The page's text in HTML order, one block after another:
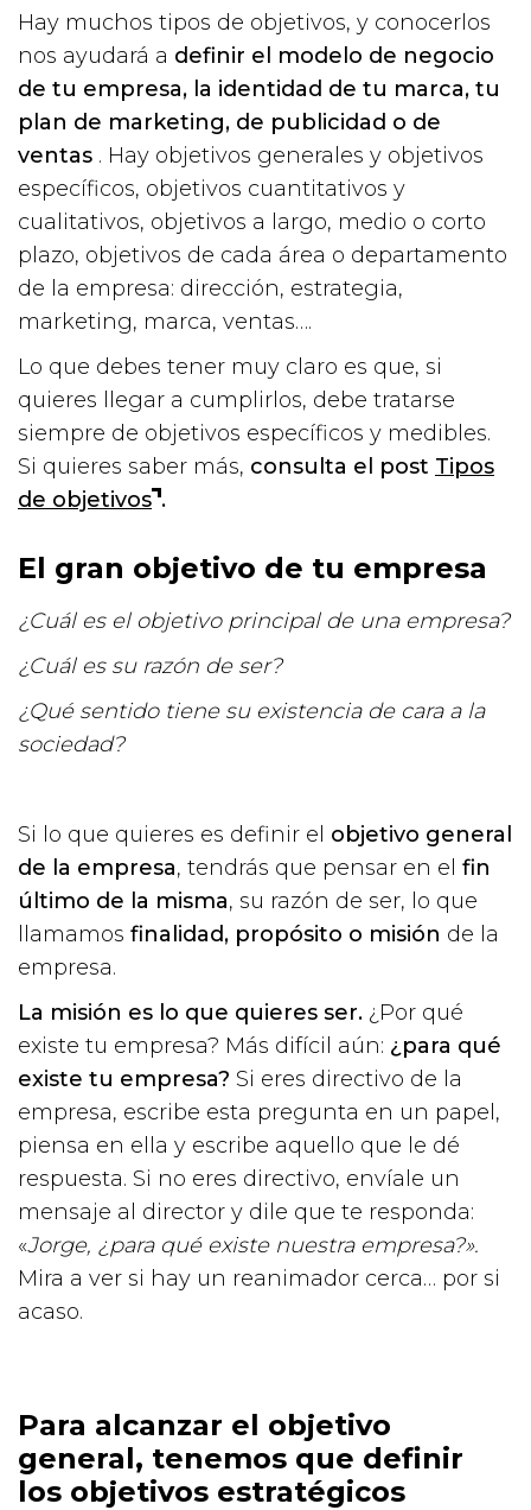
Hay muchos tipos de objetivos, y conocerlos
nos ayudará a definir el modelo de negocio
de tu empresa, la identidad de tu marca, tu
plan de marketing, de publicidad o de
ventas . Hay objetivos generales y objetivos
específicos, objetivos cuantitativos y
cualitativos, objetivos a largo, medio o corto
plazo, objetivos de cada área o departamento
de la empresa: dirección, estrategia,
marketing, marca, ventas….
Lo que debes tener muy claro es que, si
quieres llegar a cumplirlos, debe tratarse
siempre de objetivos específicos y medibles.
Si quieres saber más, consulta el post Tipos
de objetivos .
El gran objetivo de tu empresa
¿Cuál es el objetivo principal de una empresa?
¿Cuál es su razón de ser?
¿Qué sentido tiene su existencia de cara a la
sociedad?
Si lo que quieres es definir el objetivo general
de la empresa, tendrás que pensar en el fin
último de la misma, su razón de ser, lo que
llamamos finalidad, propósito o misión de la
empresa.
La misión es lo que quieres ser. ¿Por qué
existe tu empresa? Más difícil aún: ¿para qué
existe tu empresa? Si eres directivo de la
empresa, escribe esta pregunta en un papel,
piensa en ella y escribe aquello que le dé
respuesta. Si no eres directivo, envíale un
mensaje al director y dile que te responda:
«Jorge, ¿para qué existe nuestra empresa?».
Mira a ver si hay un reanimador cerca… por si
acaso.
Para alcanzar el objetivo
general, tenemos que definir
los objetivos estratégicos